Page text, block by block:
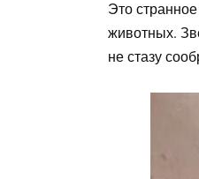
Это
животных.
не стазу